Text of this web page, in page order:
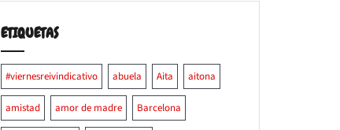
ETIQUETAS
#viernesreivindicativo abuela Aita aitona
amistad amor de madre Barcelona